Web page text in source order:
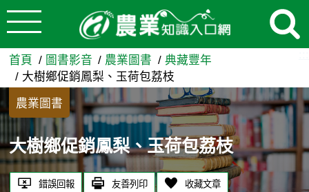
跳到主要內容
大樹鄉促銷鳳梨、玉荷包荔
首頁 圖書影音 農業圖書
典藏豐年
大樹鄉促銷鳳梨、玉荷包荔枝
農業圖書
大樹鄉促銷鳳梨、玉荷包荔枝
錯誤回報 友善列印 收藏文章